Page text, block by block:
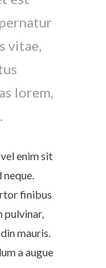
vitae,
lorem,
enim sit
finibus
pulvinar,
mauris.
a augue